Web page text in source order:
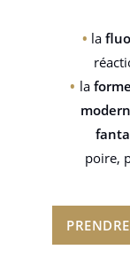
la
la forme
poire,